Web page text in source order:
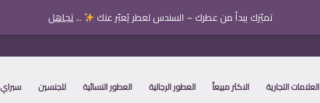
تميّزك يبدأ من عطرك – السندس لعطر يُعبّر عنك ...تجاهل
العلامات التجارية الاكثر مبيعاً العطور الرجالية العطور النسائية للجنسين سبراي